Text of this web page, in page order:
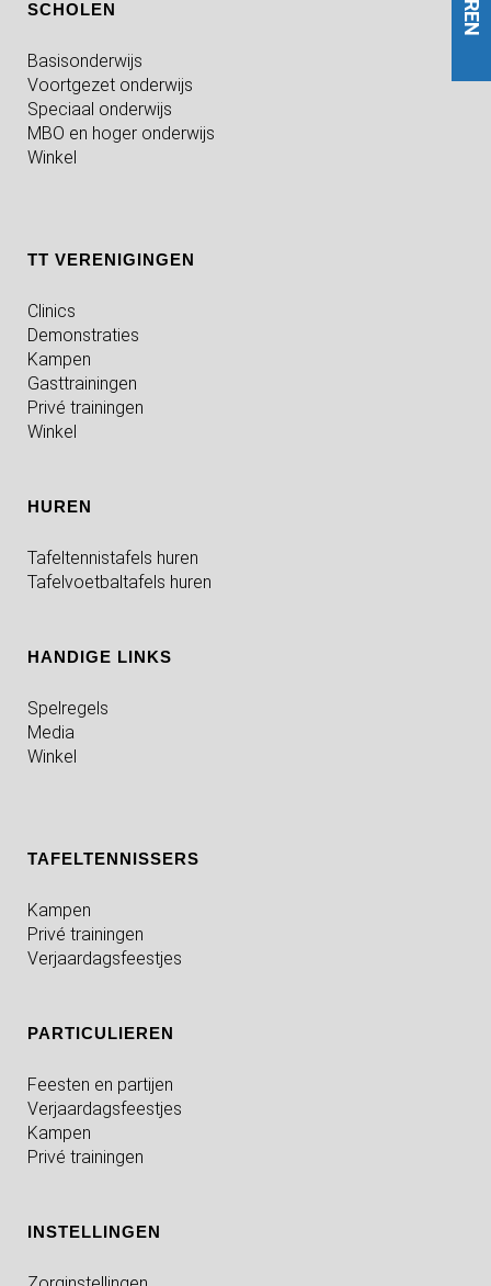
SCHOLEN
Basisonderwijs
Voortgezet onderwijs
Speciaal onderwijs
MBO en hoger onderwijs
Winkel
TT VERENIGINGEN
Clinics
Demonstraties
Kampen
Gasttrainingen
Privé trainingen
Winkel
HUREN
Tafeltennistafels huren
Tafelvoetbaltafels huren
HANDIGE LINKS
Spelregels
Media
Winkel
TAFELTENNISSERS
Kampen
Privé trainingen
Verjaardagsfeestjes
PARTICULIEREN
Feesten en partijen
Verjaardagsfeestjes
Kampen
Privé trainingen
INSTELLINGEN